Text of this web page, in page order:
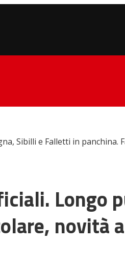
Sibilli e Falletti in panchina.
Longo
novità